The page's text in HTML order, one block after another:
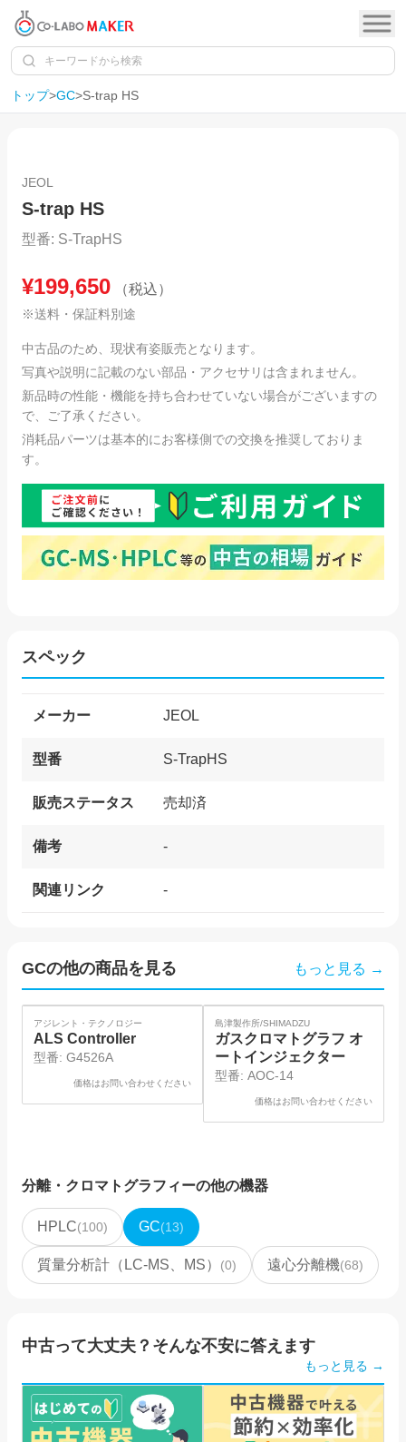
トップ>GC>S-trap HS
SOLD OUT
JEOL
S-trap HS
型番: S-TrapHS
¥199,650 （税込）
※送料・保証料別途
中古品のため、現状有姿販売となります。
写真や説明に記載のない部品・アクセサリは含まれません。
新品時の性能・機能を持ち合わせていない場合がございますの
で、ご了承ください。
消耗品パーツは基本的にお客様側での交換を推奨しておりま
す。
スペック
メーカー JEOL
型番 S-TrapHS
販売ステータス 売却済
備考 -
関連リンク -
GCの他の商品を見る もっと見る →
アジレント・テクノロジー
ALS Controller
型番: G4526A
価格はお問い合わせください
島津製作所/SHIMADZU
ガスクロマトグラフ オ
ートインジェクター
型番: AOC-14
価格はお問い合わせください
分離・クロマトグラフィーの他の機器
HPLC(100) GC(13)
質量分析計（LC-MS、MS） (0) 遠心分離機(68)
中古って大丈夫？そんな不安に答えます
もっと見る →